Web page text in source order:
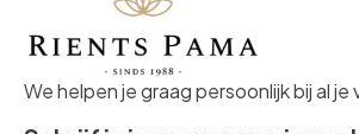
We helpen je graag persoonlijk bij al je